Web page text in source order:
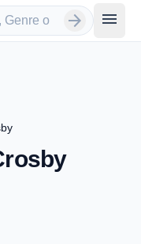
arrow_forward menu